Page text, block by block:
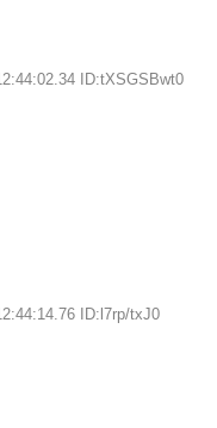
ID:tXSGSBwt0
ID:l7rp/txJ0